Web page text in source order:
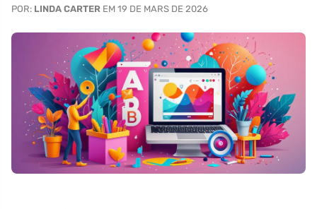
POR: LINDA CARTER EM 19 DE MARS DE 2026